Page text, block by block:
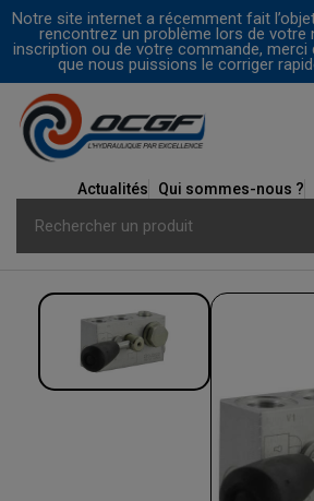
Notre site internet a récemment fait
rencontrez un problème lors de votre
inscription ou de votre commande, merci
que nous puissions le corriger
Actualités Qui sommes-nous ?